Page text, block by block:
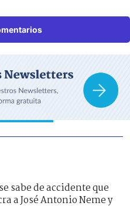
sabe de accidente que
a José Antonio Neme y